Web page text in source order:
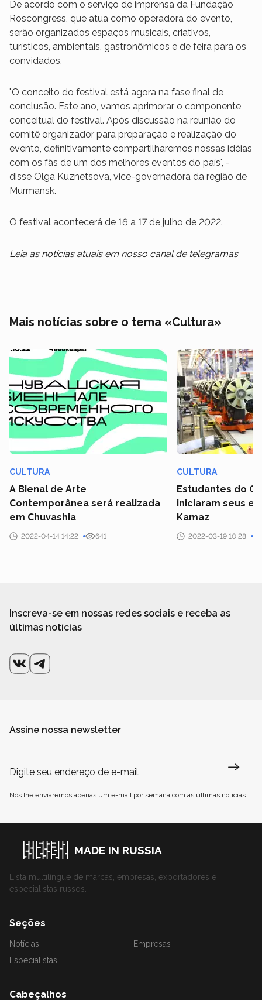
De acordo com o serviço de imprensa da Fundação
Roscongress, que atua como operadora do evento,
serão organizados espaços musicais, criativos,
turísticos, ambientais, gastronômicos e de feira para os
convidados.
"O conceito do festival está agora na fase final de
conclusão. Este ano, vamos aprimorar o componente
conceitual do festival. Após discussão na reunião do
comitê organizador para preparação e realização do
evento, definitivamente compartilharemos nossas idéias
com os fãs de um dos melhores eventos do país", -
disse Olga Kuznetsova, vice-governadora da região de
Murmansk.
O festival acontecerá de 16 a 17 de julho de 2022.
Leia as notícias atuais em nosso canal de telegramas
Mais notícias sobre o tema «Cultura»
CULTURA
A Bienal de Arte
Contemporânea será realizada
em Chuvashia
2022-04-14 14:22 641
CULTURA
Estudantes do
iniciaram seus
Kamaz
2022-03-19 10:28
Inscreva-se em nossas redes sociais e receba as
últimas notícias
Assine nossa newsletter
Nós lhe enviaremos apenas um e-mail por semana com as últimas notícias.
MADE IN RUSSIA
Lista multilíngue de marcas, empresas, exportadores e
especialistas russos.
Seções
Notícias
Empresas
Especialistas
Cabeçalhos